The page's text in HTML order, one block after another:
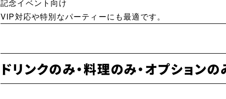
記念イベント向け
VIP対応や特別なパーティーにも最適です。
ドリンクのみ・料理のみ・オプション